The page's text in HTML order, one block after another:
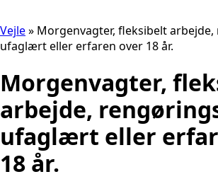
Vejle» Morgenvagter, fleksibelt
ufaglært eller erfaren over 18 år.
Morgenvagter,
arbejde,
ufaglært eller
18 år.